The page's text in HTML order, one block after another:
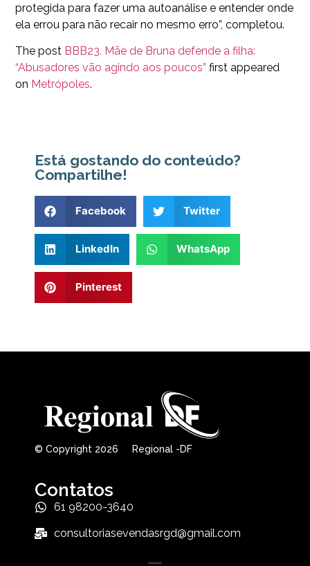
protegida para fazer uma autoanálise e entender onde
ela errou para não recair no mesmo erro”, completou.
The post BBB23. Mãe de Bruna defende a filha:
“Abusadores vão agindo aos poucos” first appeared
on Metrópoles.
Está gostando do conteúdo?
Compartilhe!
Facebook Twitter
LinkedIn WhatsApp
Pinterest
© Copyright 2026 Regional -DF
Contatos
61 98200-3640
consultoriasevendasrgd@gmail.com